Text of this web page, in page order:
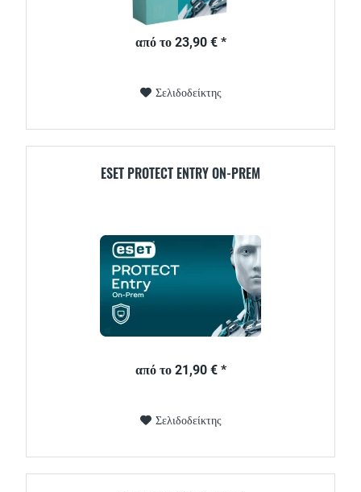
από το 23,90 € *
Σελιδοδείκτης
ESET PROTECT ENTRY ON-PREM
από το 21,90 € *
Σελιδοδείκτης